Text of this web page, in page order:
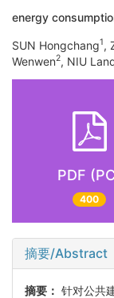
energy
SUN Hongchang1,
Wenwen2, NIU
PDF
400
摘要/Abstract
摘要： 针对公共